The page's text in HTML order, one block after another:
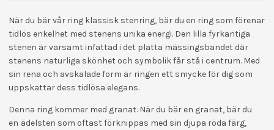
När du bär vår ring klassisk stenring, bär du en ring som förenar
tidlös enkelhet med stenens unika energi. Den lilla fyrkantiga
stenen är varsamt infattad i det platta mässingsbandet där
stenens naturliga skönhet och symbolik får stå i centrum. Med
sin rena och avskalade form är ringen ett smycke för dig som
uppskattar dess tidlösa elegans.
Denna ring kommer med granat. När du bär en granat, bär du
en ädelsten som oftast förknippas med sin djupa röda färg,